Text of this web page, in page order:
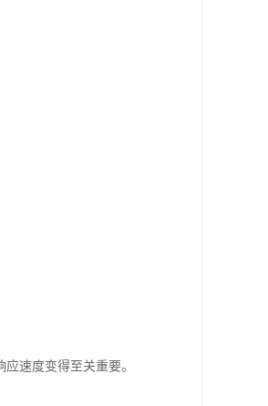
速度变得至关重要。